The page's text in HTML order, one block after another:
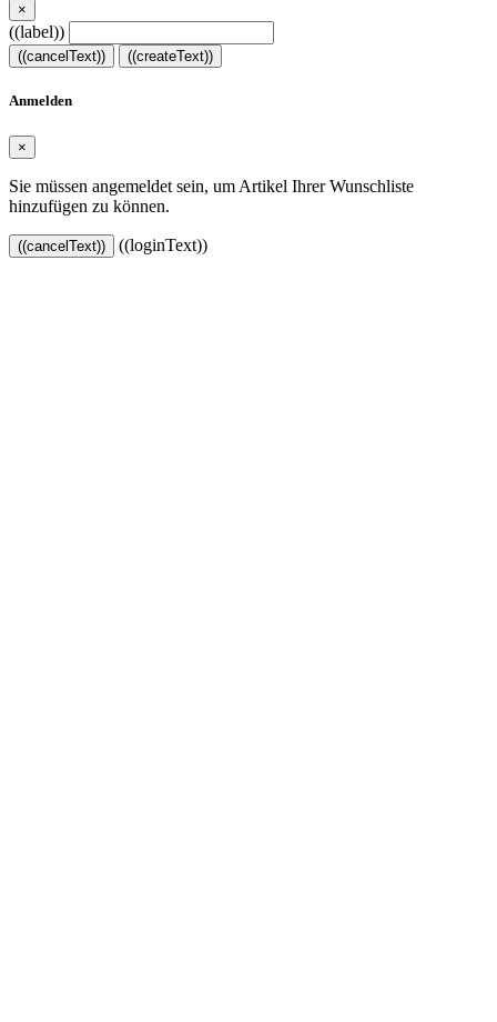
×
((label))
((cancelText)) ((createText))
Anmelden
×
Sie müssen angemeldet sein, um Artikel Ihrer Wunschliste
hinzufügen zu können.
((cancelText)) ((loginText))